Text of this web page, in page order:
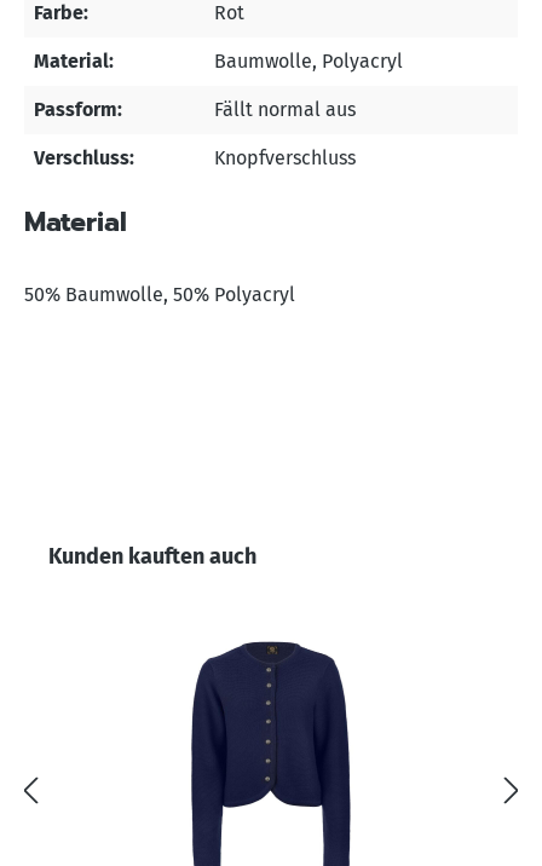
Farbe: Rot
Material: Baumwolle, Polyacryl
Passform: Fällt normal aus
Verschluss: Knopfverschluss
Material
50% Baumwolle, 50% Polyacryl
Produktgalerie überspringen
Kunden kauften auch